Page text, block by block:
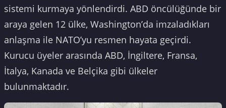
sistemi kurmaya yönlendirdi. ABD öncülüğünde bir
araya gelen 12 ülke, Washington’da imzaladıkları
anlaşma ile NATO’yu resmen hayata geçirdi.
Kurucu üyeler arasında ABD, İngiltere, Fransa,
İtalya, Kanada ve Belçika gibi ülkeler
bulunmaktadır.